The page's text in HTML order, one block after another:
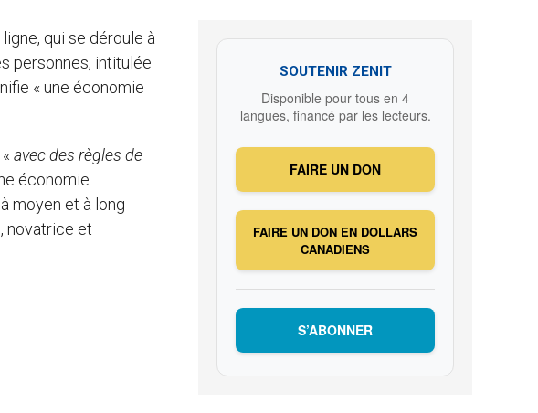
qui se déroule à
personnes, intitulée
« une économie
avec des règles de
économie
moyen et à long
novatrice et
SOUTENIR ZENIT
Disponible pour tous en 4
langues, financé par les lecteurs.
FAIRE UN DON
FAIRE UN DON EN DOLLARS
CANADIENS
S’ABONNER